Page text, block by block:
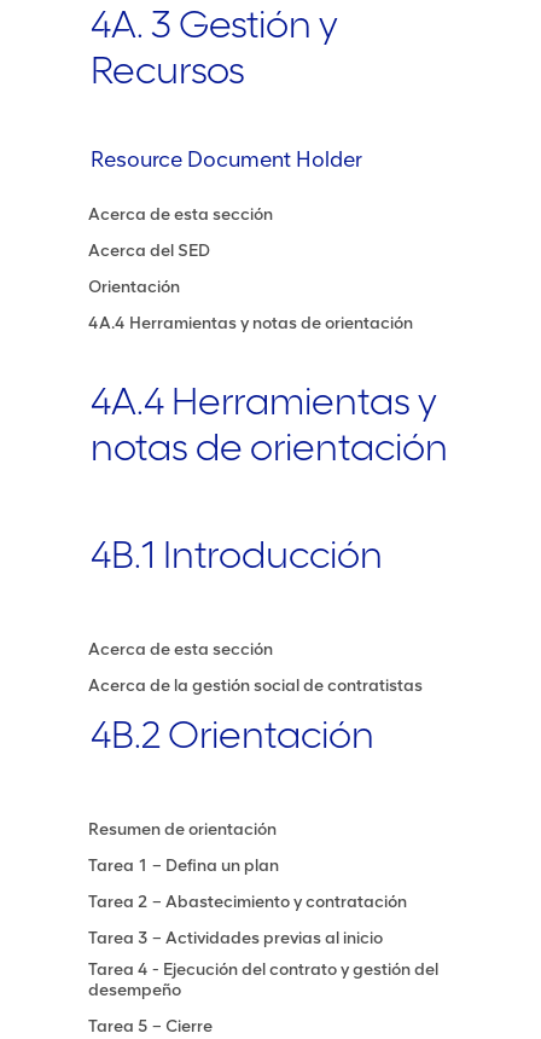
4A. 3 Gestión y
Recursos
Resource Document Holder
Acerca de esta sección
Acerca del SED
Orientación
4A.4 Herramientas y notas de orientación
4A.4 Herramientas y
notas de orientación
4B.1 Introducción
Acerca de esta sección
Acerca de la gestión social de contratistas
4B.2 Orientación
Resumen de orientación
Tarea 1 – Defina un plan
Tarea 2 – Abastecimiento y contratación
Tarea 3 – Actividades previas al inicio
Tarea 4 - Ejecución del contrato y gestión del
desempeño
Tarea 5 – Cierre